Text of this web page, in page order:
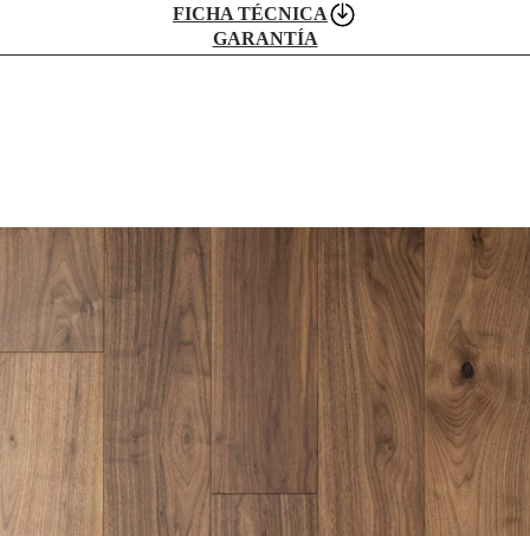
FICHA TÉCNICA
GARANTÍA